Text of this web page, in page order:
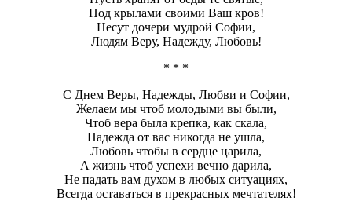
Под крылами своими Ваш кров!
Несут дочери мудрой Софии,
Людям Веру, Надежду, Любовь!
* * *
С Днем Веры, Надежды, Любви и Софии,
Желаем мы чтоб молодыми вы были,
Чтоб вера была крепка, как скала,
Надежда от вас никогда не ушла,
Любовь чтобы в сердце царила,
А жизнь чтоб успехи вечно дарила,
Не падать вам духом в любых ситуациях,
Всегда оставаться в прекрасных мечтателях!